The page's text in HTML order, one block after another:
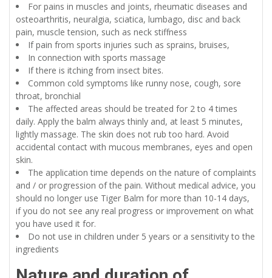
For pains in muscles and joints, rheumatic diseases and
osteoarthritis, neuralgia, sciatica, lumbago, disc and back
pain, muscle tension, such as neck stiffness
If pain from sports injuries such as sprains, bruises,
In connection with sports massage
If there is itching from insect bites.
Common cold symptoms like runny nose, cough, sore
throat, bronchial
The affected areas should be treated for 2 to 4 times
daily. Apply the balm always thinly and, at least 5 minutes,
lightly massage. The skin does not rub too hard. Avoid
accidental contact with mucous membranes, eyes and open
skin.
The application time depends on the nature of complaints
and / or progression of the pain. Without medical advice, you
should no longer use Tiger Balm for more than 10-14 days,
if you do not see any real progress or improvement on what
you have used it for.
Do not use in children under 5 years or a sensitivity to the
ingredients